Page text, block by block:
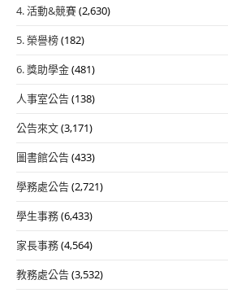
4. 活動&競賽(2,630)
5. 榮譽榜(182)
6. 獎助學金(481)
人事室公告(138)
公告來文(3,171)
圖書館公告(433)
學務處公告(2,721)
學生事務(6,433)
家長事務(4,564)
教務處公告(3,532)